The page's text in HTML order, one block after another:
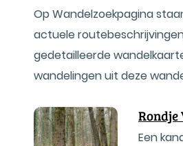
Op Wandelzoekpagina
actuele
gedetailleerde
wandelingen uit deze
Rondje
Een